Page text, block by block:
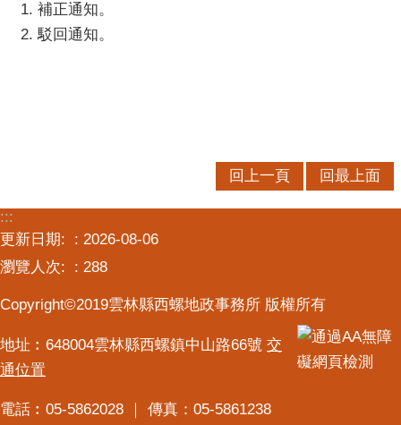
意
交
1. 補正通知。
2. 駁回通知。
回上一頁 回最上面
:::
更新日期:
2026-08-06
瀏覽人次:
288
Copyright©2019雲林縣西螺地政事務所 版權所有
地址︰648004雲林縣西螺鎮中山路66號 交
通位置
電話︰05-5862028 ｜ 傳真：05-5861238